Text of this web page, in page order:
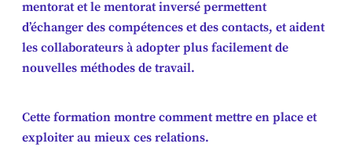
mentorat et le mentorat inversé permettent
d’échanger des compétences et des contacts, et aident
les collaborateurs à adopter plus facilement de
nouvelles méthodes de travail.
Cette formation montre comment mettre en place et
exploiter au mieux ces relations.